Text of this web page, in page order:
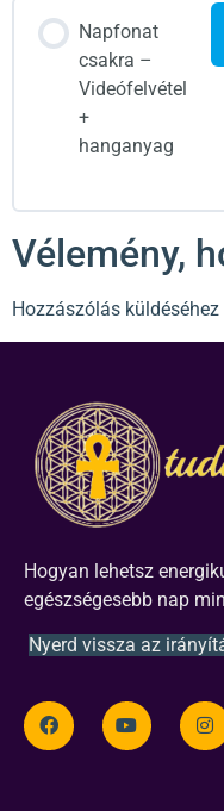
Napfonat
csakra –
Videófelvétel
+
hanganyag
Vélemény,
Hozzászólás küldéséhez
Hogyan lehetsz
egészségesebb nap
Nyerd vissza az